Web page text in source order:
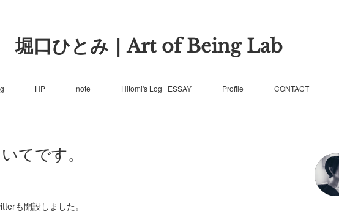
堀口ひとみ｜Art of Being Lab
HP note Hitomi's Log | ESSAY Profile CONTACT
てです。
も開設しました。